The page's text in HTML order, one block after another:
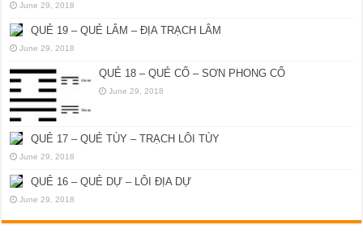
June 29, 2018
QUẺ 19 – QUẺ LÂM – ĐỊA TRẠCH LÂM
June 29, 2018
QUẺ 18 – QUẺ CỔ – SƠN PHONG CỔ
June 29, 2018
QUẺ 17 – QUẺ TÙY – TRẠCH LÔI TÙY
June 29, 2018
QUẺ 16 – QUẺ DỰ – LÔI ĐỊA DỰ
June 29, 2018